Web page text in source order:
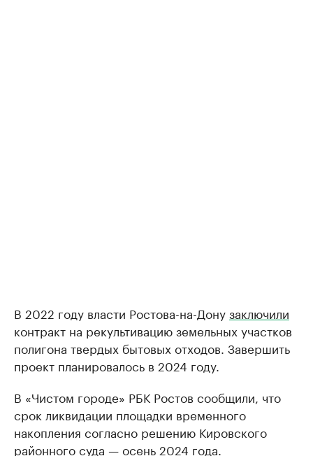
В 2022 году власти Ростова-на-Донузаключили
контракт на рекультивацию земельных участков
полигона твердых бытовых отходов. Завершить
проект планировалось в 2024 году.
В «Чистом городе» РБК Ростов сообщили, что
срок ликвидации площадки временного
накопления согласно решению Кировского
районного суда — осень 2024 года.